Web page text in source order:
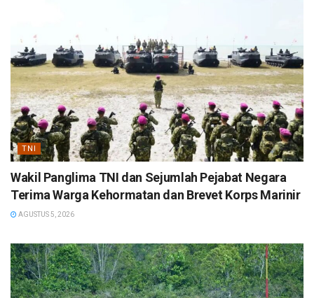
TNI
Wakil Panglima TNI dan Sejumlah Pejabat Negara
Terima Warga Kehormatan dan Brevet Korps Marinir
AGUSTUS 5, 2026